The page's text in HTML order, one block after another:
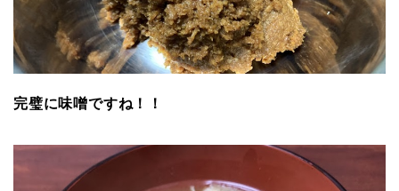
完璧に味噌ですね！！